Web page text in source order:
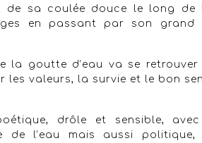
de sa coulée douce le long de
en passant par son grand
la goutte d’eau va se
les valeurs, la survie et le bon
drôle et sensible,
de l’eau mais aussi politique,